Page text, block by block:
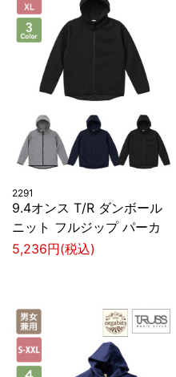
2291
9.4オンス T/R ダンボール
ニット フルジップ パーカ
5,236円(税込)